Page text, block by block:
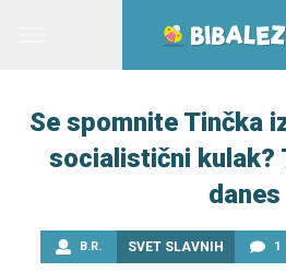
Se spomnite Tinčka
socialistični kulak?
danes
B.R. SVET SLAVNIH 1